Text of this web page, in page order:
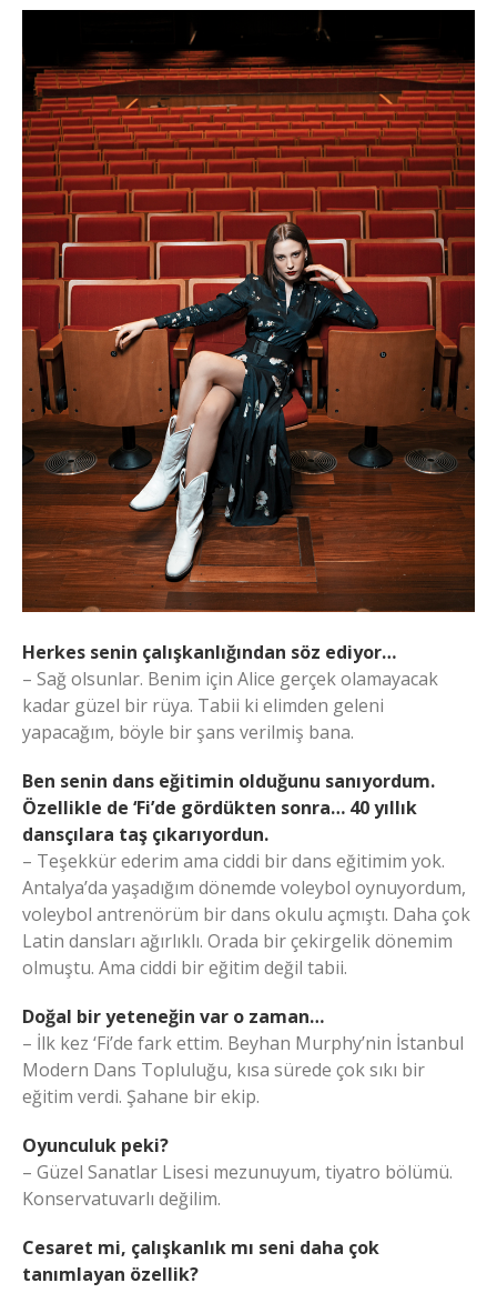
Herkes senin çalışkanlığından söz ediyor…
– Sağ olsunlar. Benim için Alice gerçek olamayacak
kadar güzel bir rüya. Tabii ki elimden geleni
yapacağım, böyle bir şans verilmiş bana.
Ben senin dans eğitimin olduğunu sanıyordum.
Özellikle de ‘Fi’de gördükten sonra… 40 yıllık
dansçılara taş çıkarıyordun.
– Teşekkür ederim ama ciddi bir dans eğitimim yok.
Antalya’da yaşadığım dönemde voleybol oynuyordum,
voleybol antrenörüm bir dans okulu açmıştı. Daha çok
Latin dansları ağırlıklı. Orada bir çekirgelik dönemim
olmuştu. Ama ciddi bir eğitim değil tabii.
Doğal bir yeteneğin var o zaman…
– İlk kez ‘Fi’de fark ettim. Beyhan Murphy’nin İstanbul
Modern Dans Topluluğu, kısa sürede çok sıkı bir
eğitim verdi. Şahane bir ekip.
Oyunculuk peki?
– Güzel Sanatlar Lisesi mezunuyum, tiyatro bölümü.
Konservatuvarlı değilim.
Cesaret mi, çalışkanlık mı seni daha çok
tanımlayan özellik?